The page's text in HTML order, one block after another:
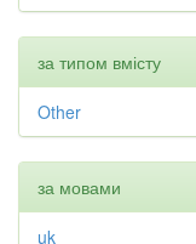
за типом вмісту
Other
за мовами
uk